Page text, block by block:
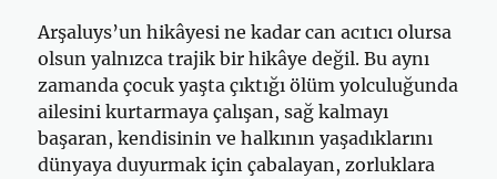
Arşaluys’un hikâyesi ne kadar can acıtıcı olursa
olsun yalnızca trajik bir hikâye değil. Bu aynı
zamanda çocuk yaşta çıktığı ölüm yolculuğunda
ailesini kurtarmaya çalışan, sağ kalmayı
başaran, kendisinin ve halkının yaşadıklarını
dünyaya duyurmak için çabalayan, zorluklara